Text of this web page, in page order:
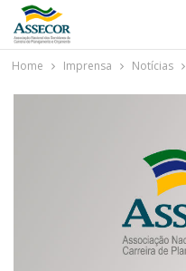
Home Imprensa Notícias